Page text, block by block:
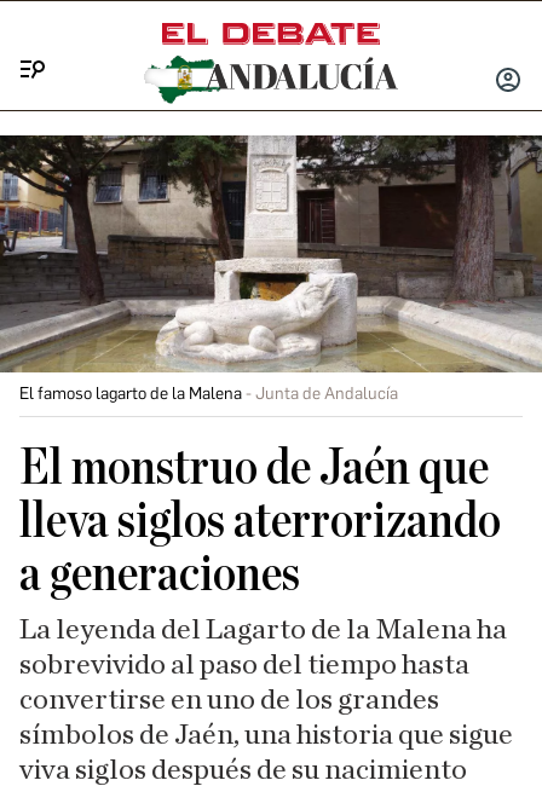
INICIAR
El famoso lagarto de la Malena Junta de Andalucía
El monstruo de Jaén que
lleva siglos aterrorizando
a generaciones
La leyenda del Lagarto de la Malena ha
sobrevivido al paso del tiempo hasta
convertirse en uno de los grandes
símbolos de Jaén, una historia que sigue
viva siglos después de su nacimiento